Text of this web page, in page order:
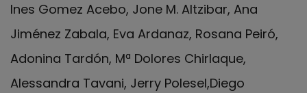
Ines Gomez Acebo, Jone M. Altzibar, Ana
Jiménez Zabala, Eva Ardanaz, Rosana Peiró,
Adonina Tardón, Mª Dolores Chirlaque,
Alessandra Tavani, Jerry Polesel,Diego